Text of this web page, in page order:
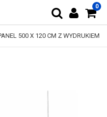
0
500 X 120 CM Z WYDRUKIEM